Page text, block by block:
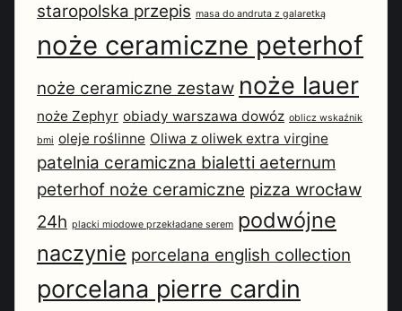
staropolska przepis masa do andruta z galaretką
noże ceramiczne peterhof
noże ceramiczne zestaw noże lauer
noże Zephyr obiady warszawa dowóz oblicz wskaźnik
bmi oleje roślinne Oliwa z oliwek extra virgine
patelnia ceramiczna bialetti aeternum
peterhof noże ceramiczne pizza wrocław
24h placki miodowe przekładane serem podwójne
naczynie porcelana english collection
porcelana pierre cardin